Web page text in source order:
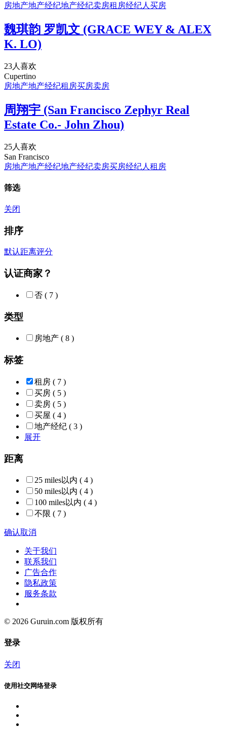
房地产地产经纪地产经纪卖房租房经纪人 买房
魏琪韵 罗凯文 (GRACE WEY & ALEX
K. LO)
23人喜欢
Cupertino
房地产地产经纪租房买房卖房
周翔宇 (San Francisco Zephyr Real
Estate Co.- John Zhou)
25人喜欢
San Francisco
房地产地产经纪地产经纪卖房买房经纪人 租房
筛选
关闭
排序
默认距离评分
认证商家？
否 ( 7 )
类型
房地产 ( 8 )
标签
租房 ( 7 )
买房 ( 5 )
卖房 ( 5 )
买屋 ( 4 )
地产经纪 ( 3 )
展开
距离
25 miles以内 ( 4 )
50 miles以内 ( 4 )
100 miles以内 ( 4 )
不限 ( 7 )
确认取消
关于我们
联系我们
广告合作
隐私政策
服务条款
© 2026 Guruin.com 版权所有
登录
关闭
使用社交网络登录